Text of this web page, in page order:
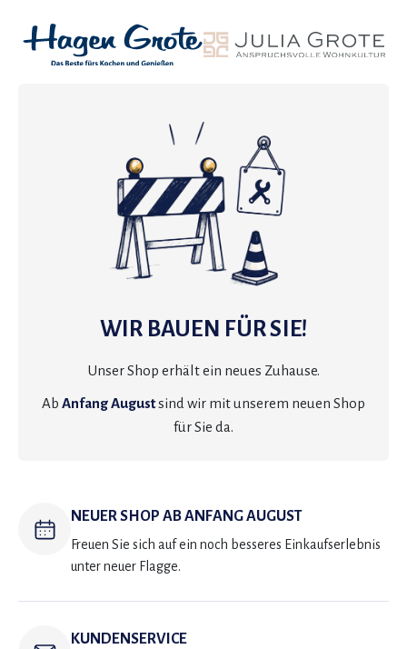
WIR BAUEN FÜR SIE!
Unser Shop erhält ein neues Zuhause.
Ab Anfang Augustsind wir mit unserem neuen Shop
für Sie da.
NEUER SHOP AB ANFANG AUGUST
Freuen Sie sich auf ein noch besseres Einkaufserlebnis
unter neuer Flagge.
KUNDENSERVICE